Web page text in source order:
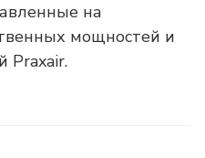
на
мощностей и
Praxair.